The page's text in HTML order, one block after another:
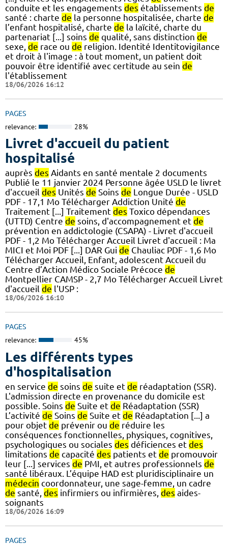
conduite et les engagements des établissements de
santé : charte de la personne hospitalisée, charte de
l’enfant hospitalisé, charte de la laïcité, charte du
partenariat [...] soins de qualité, sans distinction de
sexe, de race ou de religion. Identité Identitovigilance
et droit à l'image : à tout moment, un patient doit
pouvoir être identifié avec certitude au sein de
l'établissement
18/06/2026 16:12
PAGES
relevance: 28%
Livret d'accueil du patient
hospitalisé
auprès des Aidants en santé mentale 2 documents
Publié le 11 janvier 2024 Personne âgée USLD le livret
d'accueil des Unités de Soins de Longue Durée - USLD
PDF - 17,1 Mo Télécharger Addiction Unité de
Traitement [...] Traitement des Toxico dépendances
(UTTD) Centre de soins, d'accompagnement et de
prévention en addictologie (CSAPA) - Livret d'accueil
PDF - 1,2 Mo Télécharger Accueil Livret d'accueil : Ma
MICI et Moi PDF [...] DAR Gui de Chauliac PDF - 1,6 Mo
Télécharger Accueil, Enfant, adolescent Accueil du
Centre d’Action Médico Sociale Précoce de
Montpellier CAMSP - 2,7 Mo Télécharger Accueil Livret
d'accueil de l'USP :
18/06/2026 16:10
PAGES
relevance: 45%
Les différents types
d'hospitalisation
en service de soins de suite et de réadaptation (SSR).
L'admission directe en provenance du domicile est
possible. Soins de Suite et de Réadaptation (SSR)
L’activité de Soins de Suite et de Réadaptation [...] a
pour objet de prévenir ou de réduire les
conséquences fonctionnelles, physiques, cognitives,
psychologiques ou sociales des déficiences et des
limitations de capacité des patients et de promouvoir
leur [...] services de PMI, et autres professionnels de
santé libéraux. L’équipe HAD est pluridisciplinaire un
médecin coordonnateur, une sage-femme, un cadre
de santé, des infirmiers ou infirmières, des aides-
soignants
18/06/2026 16:09
PAGES